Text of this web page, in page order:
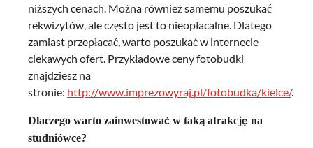
niższych cenach. Można również samemu poszukać
rekwizytów, ale często jest to nieopłacalne. Dlatego
zamiast przepłacać, warto poszukać w internecie
ciekawych ofert. Przykładowe ceny fotobudki
znajdziesz na
stronie: http://www.imprezowyraj.pl/fotobudka/kielce/.
Dlaczego warto zainwestować w taką atrakcję na
studniówce?